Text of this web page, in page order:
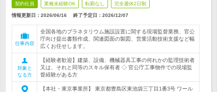
契約社員 業種未経験OK 転勤なし 完全週休2日制
情報更新日：2026/06/16 終了予定日： 2026/12/07
仕事内容
全国各地のプラネタリウム施設設置に関する現場監督業務、官公
庁向け提出書類作成、関連図面の製図、営業活動技術支援など幅
広くお任せします。
対象と
なる方
【経験者歓迎】建築、設備、機械器具工事の何れかの監理技術者
又は、それと同等のスキル保有者 ◇ 官公庁工事物件での現場監
督経験がある方
【本社・東京事業所】 東京都豊島区東池袋三丁目1番3号 ワール